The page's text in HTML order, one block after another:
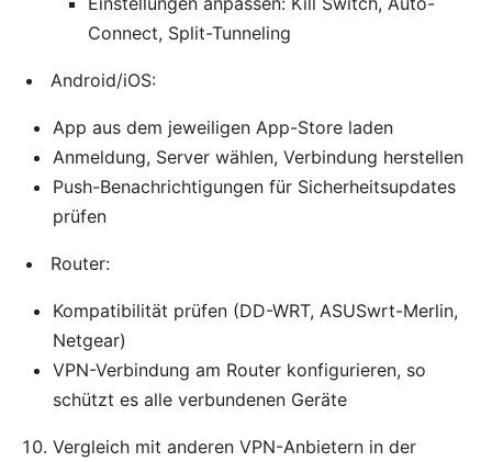
Connect, Split-Tunneling
Android/iOS:
App aus dem jeweiligen App-Store laden
Anmeldung, Server wählen, Verbindung herstellen
Push-Benachrichtigungen für Sicherheitsupdates
prüfen
Router:
Kompatibilität prüfen (DD-WRT, ASUSwrt-Merlin,
Netgear)
VPN-Verbindung am Router konfigurieren, so
schützt es alle verbundenen Geräte
Vergleich mit anderen VPN-Anbietern in der